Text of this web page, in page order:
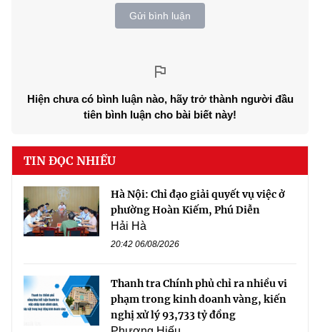
Gửi bình luận
Hiện chưa có bình luận nào, hãy trở thành người đầu
tiên bình luận cho bài biết này!
TIN ĐỌC NHIỀU
Hà Nội: Chỉ đạo giải quyết vụ việc ở
phường Hoàn Kiếm, Phú Diễn
Hải Hà
20:42 06/08/2026
Thanh tra Chính phủ chỉ ra nhiều vi
phạm trong kinh doanh vàng, kiến
nghị xử lý 93,733 tỷ đồng